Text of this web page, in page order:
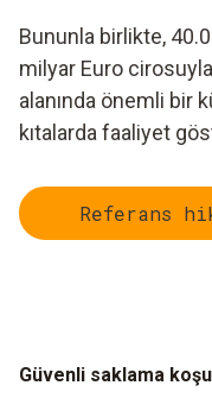
Bununla birlikte,
milyar Euro
alanında önemli bir
kıtalarda faaliyet
Referans
Güvenli saklama